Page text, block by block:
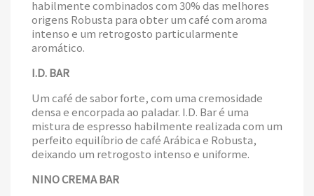
habilmente combinados com 30% das melhores
origens Robusta para obter um café com aroma
intenso e um retrogosto particularmente
aromático.
I.D. BAR
Um café de sabor forte, com uma cremosidade
densa e encorpada ao paladar. I.D. Bar é uma
mistura de espresso habilmente realizada com um
perfeito equilíbrio de café Arábica e Robusta,
deixando um retrogosto intenso e uniforme.
NINO CREMA BAR